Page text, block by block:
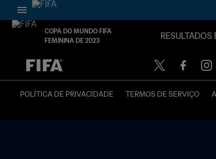
COPA DO MUNDO FIFA
FEMININA DE 2023
TBD x TBD
POLÍTICA DE PRIVACIDADE TERMOS DE SERVIÇO